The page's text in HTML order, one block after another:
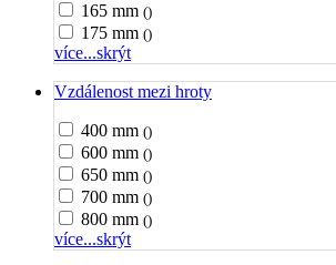
165 mm ()
175 mm ()
více...skrýt
Vzdálenost mezi hroty
400 mm ()
600 mm ()
650 mm ()
700 mm ()
800 mm ()
více...skrýt